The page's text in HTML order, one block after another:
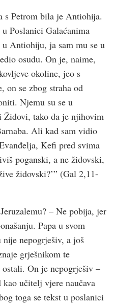
s Petrom bila je Antiohija.
Poslanici Galaćanima
Antiohiju, ja sam mu se u
osudu. On je, naime,
okoline, jeo s
on se zbog straha od
Njemu su se u
tako da je njihovim
Ali kad sam vidio
Kefi pred svima
poganski, a ne židovski,
židovski?’” (Gal 2,11-
– Ne pobija, jer
Papa u svom
nepogrješiv, a još
grješnikom te
On je nepogrješiv –
učitelj vjere naučava
toga se tekst u poslanici